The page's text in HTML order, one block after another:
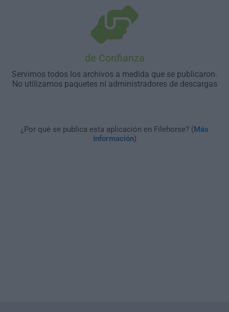
de Confianza
Servimos todos los archivos a medida que se publicaron.
No utilizamos paquetes ni administradores de descargas
¿Por qué se publica esta aplicación en Filehorse? (Más
información)